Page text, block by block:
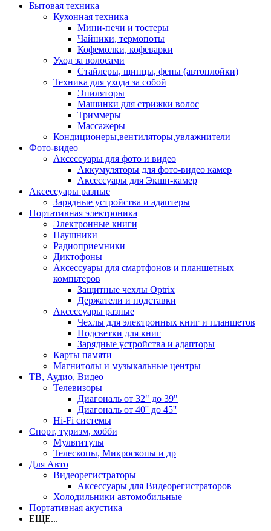
Бытовая техника
Кухонная техника
Мини-печи и тостеры
Чайники, термопоты
Кофемолки, кофеварки
Уход за волосами
Стайлеры, щипцы, фены (автоплойки)
Техника для ухода за собой
Эпиляторы
Машинки для стрижки волос
Триммеры
Массажеры
Кондиционеры,вентиляторы,увлажнители
Фото-видео
Аксессуары для фото и видео
Аккумуляторы для фото-видео камер
Аксессуары для Экшн-камер
Аксессуары разные
Зарядные устройства и адаптеры
Портативная электроника
Электронные книги
Наушники
Радиоприемники
Диктофоны
Аксессуары для смартфонов и планшетных
компьтеров
Защитные чехлы Optrix
Держатели и подставки
Аксессуары разные
Чехлы для электронных книг и планшетов
Подсветки для книг
Зарядные устройства и адапторы
Карты памяти
Магнитолы и музыкальные центры
ТВ, Аудио, Видео
Телевизоры
Диагональ от 32" до 39"
Диагональ от 40'' до 45''
Hi-Fi системы
Спорт, туризм, хобби
Мультитулы
Телескопы, Микроскопы и др
Для Авто
Видеорегистраторы
Аксессуары для Видеорегистраторов
Холодильники автомобильные
Портативная акустика
ЕЩЕ...